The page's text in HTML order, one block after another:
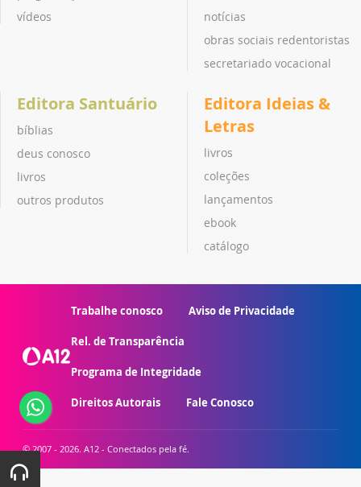
vídeos
notícias
obras sociais redentoristas
secretariado vocacional
Editora Santuário
bíblias
deus conosco
livros
outros produtos
Editora Ideias &
Letras
livros
coleções
lançamentos
ebook
catálogo
Trabalhe conosco Aviso de Privacidade
Rel. de Transparência
Programa de Integridade
Direitos Autorais Fale Conosco
© 2007 - 2026. A12 - Conectados pela fé.